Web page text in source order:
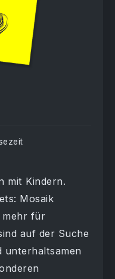
mit Kindern.
Mosaik
mehr für
auf der Suche
unterhaltsamen